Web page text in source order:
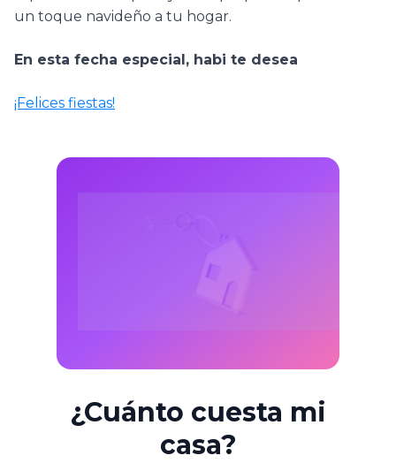
un toque navideño a tu hogar.
En esta fecha especial, habi te desea
¡Felices fiestas!
¿Cuánto cuesta mi
casa?